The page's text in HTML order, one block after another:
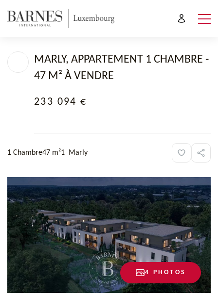
MARLY, APPARTEMENT 1 CHAMBRE -
47 M² À VENDRE
233 094 €
1 Chambre47 m²1 Marly
4 PHOTOS